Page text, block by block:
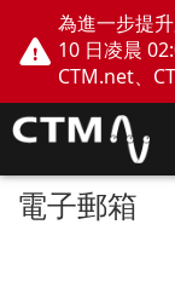
為進一步提
10 日凌晨
CTM.net、
網上服務將
電子郵箱